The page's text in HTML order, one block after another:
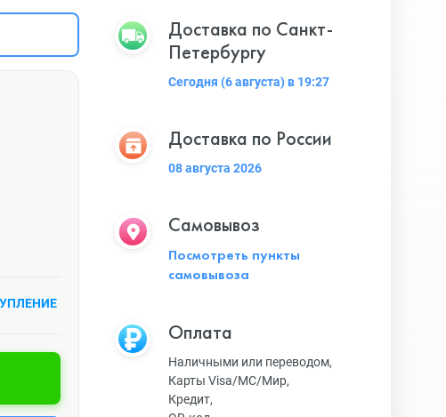
Доставка по Санкт-
Петербургу
Сегодня (6 августа) в 19:27
Доставка по России
08 августа 2026
Самовывоз
Посмотреть пункты
самовывоза
Оплата
Наличными или переводом,
Карты Visa/MC/Мир,
Кредит,